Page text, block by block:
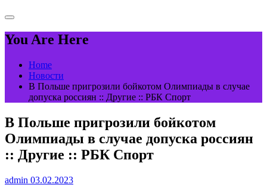
You Are Here
Home
Новости
В Польше пригрозили бойкотом Олимпиады в случае
допуска россиян :: Другие :: РБК Спорт
В Польше пригрозили бойкотом
Олимпиады в случае допуска россиян
:: Другие :: РБК Спорт
admin 03.02.2023